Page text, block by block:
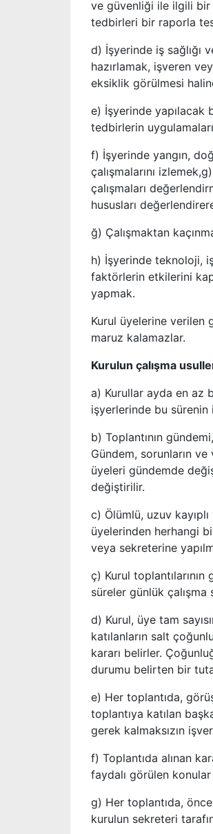
ve güvenliği ile ilgili bir
tedbirleri bir raporla
d) İşyerinde iş sağlığı
hazırlamak, işveren
eksiklik görülmesi
e) İşyerinde yapılacak
tedbirlerin
f) İşyerinde yangın,
çalışmalarını
çalışmaları
hususları
ğ) Çalışmaktan
h) İşyerinde teknoloji,
faktörlerin etkilerini
yapmak.
Kurul üyelerine verilen
maruz kalamazlar.
Kurulun çalışma
a) Kurullar ayda en az
işyerlerinde bu
b) Toplantının
Gündem, sorunların
üyeleri gündemde
değiştirilir.
c) Ölümlü, uzuv
üyelerinden herhangi
veya sekreterine
ç) Kurul toplantılarının
süreler günlük çalışma
d) Kurul, üye tam
katılanların salt
kararı belirler.
durumu belirten bir
e) Her toplantıda,
toplantıya katılan
gerek kalmaksızın
f) Toplantıda alınan
faydalı görülen
g) Her toplantıda,
kurulun sekreteri